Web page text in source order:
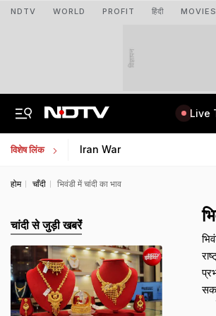
NDTV WORLD PROFIT हिंदी MOVIES
विज्ञापन
Live
विशेष लिंक Iran War
होम चाँदी भिवंडी में चांदी का भाव
चांदी से जुड़ी खबरेंं